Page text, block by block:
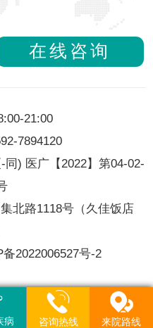
药不当，很可能导致女
有安全的血液，在第...
在线咨询
21:00
7894120
) 医广【2022】第04-02-
北路1118号（久佳饭店
2022006527号-2
病 咨询热线 来院路线